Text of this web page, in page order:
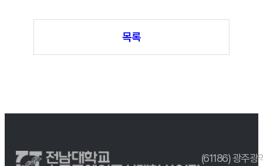
목록
(61186) 광주광